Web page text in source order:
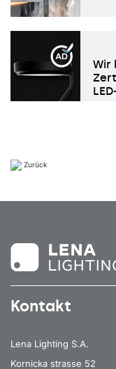
Wir
Zurück
Kontakt
Lena Lighting S.A.
Kornicka strasse 52